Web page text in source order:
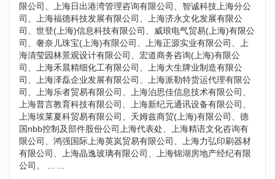
限公司、上海日出港湾管理咨询有限公司、智诚科技上海分公
司、上海福德科技发展有限公司、上海济永文化发展有限公
司、世登(上海)信息科技有限公司、威琅电气贸易(上海)有限公
司、奢奈儿珠宝(上海)有限公司、上海正源实业有限公司、上
海清莹园林景观设计有限公司、宏道商务咨询(上海)有限公
司、上海禾晨精细化工有限公司、上海大生牌业制造有限公
司、上海泽磊企业发展有限公司、上海派勒特货运代理有限公
司、上海乐者贸易有限公司、上海泊思佳信息技术有限公司、
上海普言教育科技有限公司、上海新纪元通讯设备有限公司、
上海埃莱夏科贸易有限公司、天姆兹商贸(上海)有限公司、德
国nbb控制及部件股份公司上海代表处、上海精语文化咨询有
限公司、鸿强国际上海英岚贸易有限公司、上海力弘印刷器材
有限公司、上海晶逸玻璃有限公司、上海锦湖房地产经纪有限
公司。 ... ...